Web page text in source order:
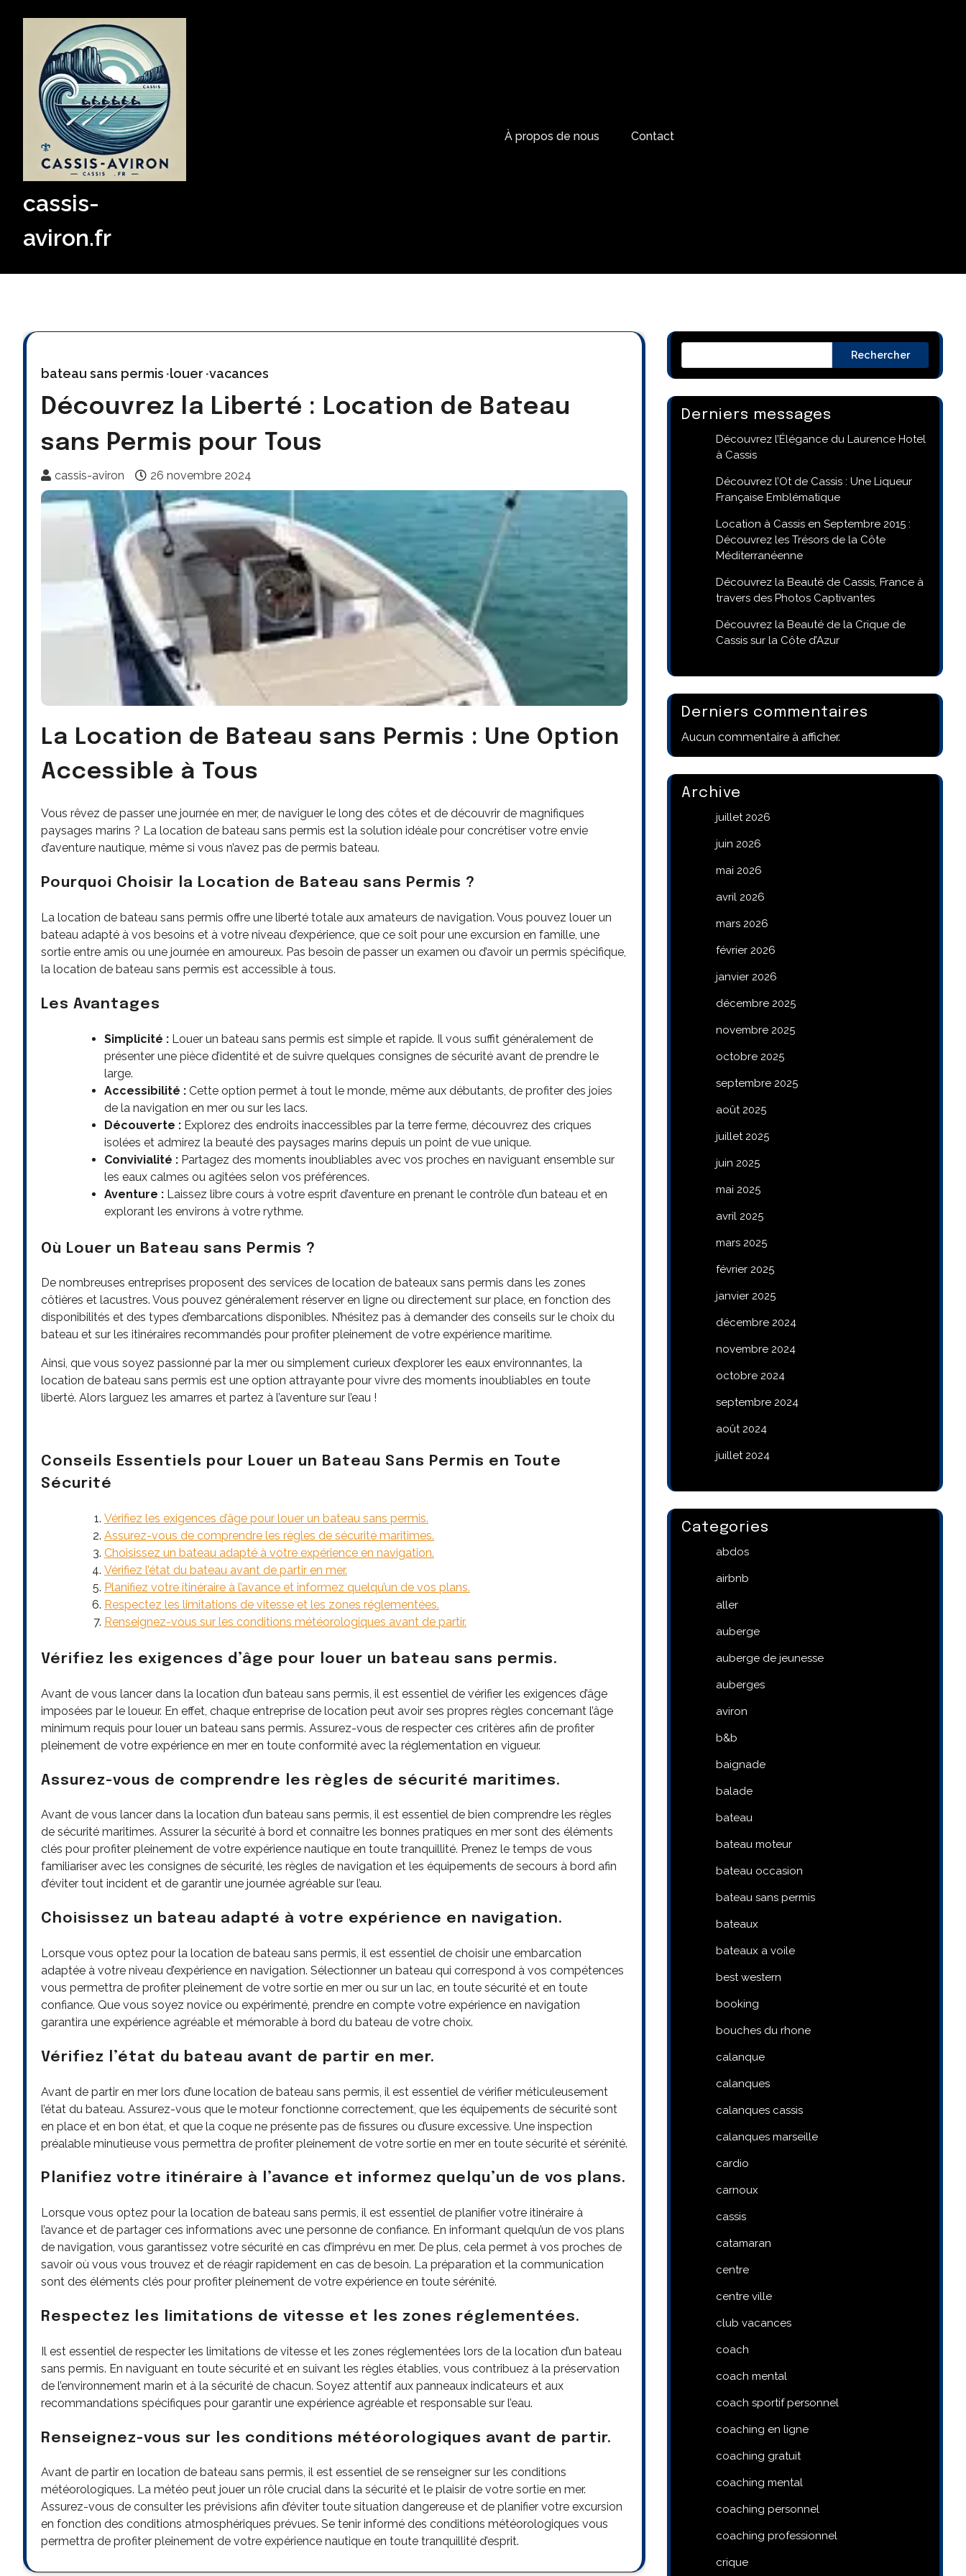
cassis-
aviron.fr
À propos de nous Contact
bateau sans permis louer vacances
Découvrez la Liberté : Location de Bateau
sans Permis pour Tous
cassis-aviron 26 novembre 2024
La Location de Bateau sans Permis : Une Option
Accessible à Tous
Vous rêvez de passer une journée en mer, de naviguer le long des côtes et de découvrir de magnifiques
paysages marins ? La location de bateau sans permis est la solution idéale pour concrétiser votre envie
d’aventure nautique, même si vous n’avez pas de permis bateau.
Pourquoi Choisir la Location de Bateau sans Permis ?
La location de bateau sans permis offre une liberté totale aux amateurs de navigation. Vous pouvez louer un
bateau adapté à vos besoins et à votre niveau d’expérience, que ce soit pour une excursion en famille, une
sortie entre amis ou une journée en amoureux. Pas besoin de passer un examen ou d’avoir un permis spécifique,
la location de bateau sans permis est accessible à tous.
Les Avantages
Simplicité : Louer un bateau sans permis est simple et rapide. Il vous suffit généralement de
présenter une pièce d’identité et de suivre quelques consignes de sécurité avant de prendre le
large.
Accessibilité : Cette option permet à tout le monde, même aux débutants, de profiter des joies
de la navigation en mer ou sur les lacs.
Découverte : Explorez des endroits inaccessibles par la terre ferme, découvrez des criques
isolées et admirez la beauté des paysages marins depuis un point de vue unique.
Convivialité : Partagez des moments inoubliables avec vos proches en naviguant ensemble sur
les eaux calmes ou agitées selon vos préférences.
Aventure : Laissez libre cours à votre esprit d’aventure en prenant le contrôle d’un bateau et en
explorant les environs à votre rythme.
Où Louer un Bateau sans Permis ?
De nombreuses entreprises proposent des services de location de bateaux sans permis dans les zones
côtières et lacustres. Vous pouvez généralement réserver en ligne ou directement sur place, en fonction des
disponibilités et des types d’embarcations disponibles. N’hésitez pas à demander des conseils sur le choix du
bateau et sur les itinéraires recommandés pour profiter pleinement de votre expérience maritime.
Ainsi, que vous soyez passionné par la mer ou simplement curieux d’explorer les eaux environnantes, la
location de bateau sans permis est une option attrayante pour vivre des moments inoubliables en toute
liberté. Alors larguez les amarres et partez à l’aventure sur l’eau !
Conseils Essentiels pour Louer un Bateau Sans Permis en Toute
Sécurité
Vérifiez les exigences d’âge pour louer un bateau sans permis.
Assurez-vous de comprendre les règles de sécurité maritimes.
Choisissez un bateau adapté à votre expérience en navigation.
Vérifiez l’état du bateau avant de partir en mer.
Planifiez votre itinéraire à l’avance et informez quelqu’un de vos plans.
Respectez les limitations de vitesse et les zones réglementées.
Renseignez-vous sur les conditions météorologiques avant de partir.
Vérifiez les exigences d’âge pour louer un bateau sans permis.
Avant de vous lancer dans la location d’un bateau sans permis, il est essentiel de vérifier les exigences d’âge
imposées par le loueur. En effet, chaque entreprise de location peut avoir ses propres règles concernant l’âge
minimum requis pour louer un bateau sans permis. Assurez-vous de respecter ces critères afin de profiter
pleinement de votre expérience en mer en toute conformité avec la réglementation en vigueur.
Assurez-vous de comprendre les règles de sécurité maritimes.
Avant de vous lancer dans la location d’un bateau sans permis, il est essentiel de bien comprendre les règles
de sécurité maritimes. Assurer la sécurité à bord et connaître les bonnes pratiques en mer sont des éléments
clés pour profiter pleinement de votre expérience nautique en toute tranquillité. Prenez le temps de vous
familiariser avec les consignes de sécurité, les règles de navigation et les équipements de secours à bord afin
d’éviter tout incident et de garantir une journée agréable sur l’eau.
Choisissez un bateau adapté à votre expérience en navigation.
Lorsque vous optez pour la location de bateau sans permis, il est essentiel de choisir une embarcation
adaptée à votre niveau d’expérience en navigation. Sélectionner un bateau qui correspond à vos compétences
vous permettra de profiter pleinement de votre sortie en mer ou sur un lac, en toute sécurité et en toute
confiance. Que vous soyez novice ou expérimenté, prendre en compte votre expérience en navigation
garantira une expérience agréable et mémorable à bord du bateau de votre choix.
Vérifiez l’état du bateau avant de partir en mer.
Avant de partir en mer lors d’une location de bateau sans permis, il est essentiel de vérifier méticuleusement
l’état du bateau. Assurez-vous que le moteur fonctionne correctement, que les équipements de sécurité sont
en place et en bon état, et que la coque ne présente pas de fissures ou d’usure excessive. Une inspection
préalable minutieuse vous permettra de profiter pleinement de votre sortie en mer en toute sécurité et sérénité.
Planifiez votre itinéraire à l’avance et informez quelqu’un de vos plans.
Lorsque vous optez pour la location de bateau sans permis, il est essentiel de planifier votre itinéraire à
l’avance et de partager ces informations avec une personne de confiance. En informant quelqu’un de vos plans
de navigation, vous garantissez votre sécurité en cas d’imprévu en mer. De plus, cela permet à vos proches de
savoir où vous vous trouvez et de réagir rapidement en cas de besoin. La préparation et la communication
sont des éléments clés pour profiter pleinement de votre expérience en toute sérénité.
Respectez les limitations de vitesse et les zones réglementées.
Il est essentiel de respecter les limitations de vitesse et les zones réglementées lors de la location d’un bateau
sans permis. En naviguant en toute sécurité et en suivant les règles établies, vous contribuez à la préservation
de l’environnement marin et à la sécurité de chacun. Soyez attentif aux panneaux indicateurs et aux
recommandations spécifiques pour garantir une expérience agréable et responsable sur l’eau.
Renseignez-vous sur les conditions météorologiques avant de partir.
Avant de partir en location de bateau sans permis, il est essentiel de se renseigner sur les conditions
météorologiques. La météo peut jouer un rôle crucial dans la sécurité et le plaisir de votre sortie en mer.
Assurez-vous de consulter les prévisions afin d’éviter toute situation dangereuse et de planifier votre excursion
en fonction des conditions atmosphériques prévues. Se tenir informé des conditions météorologiques vous
permettra de profiter pleinement de votre expérience nautique en toute tranquillité d’esprit.
Rechercher
Derniers messages
Découvrez l’Élégance du Laurence Hotel
à Cassis
Découvrez l’Ot de Cassis : Une Liqueur
Française Emblématique
Location à Cassis en Septembre 2015 :
Découvrez les Trésors de la Côte
Méditerranéenne
Découvrez la Beauté de Cassis, France à
travers des Photos Captivantes
Découvrez la Beauté de la Crique de
Cassis sur la Côte d’Azur
Derniers commentaires
Aucun commentaire à afficher.
Archive
juillet 2026
juin 2026
mai 2026
avril 2026
mars 2026
février 2026
janvier 2026
décembre 2025
novembre 2025
octobre 2025
septembre 2025
août 2025
juillet 2025
juin 2025
mai 2025
avril 2025
mars 2025
février 2025
janvier 2025
décembre 2024
novembre 2024
octobre 2024
septembre 2024
août 2024
juillet 2024
Categories
abdos
airbnb
aller
auberge
auberge de jeunesse
auberges
aviron
b&b
baignade
balade
bateau
bateau moteur
bateau occasion
bateau sans permis
bateaux
bateaux a voile
best western
booking
bouches du rhone
calanque
calanques
calanques cassis
calanques marseille
cardio
carnoux
cassis
catamaran
centre
centre ville
club vacances
coach
coach mental
coach sportif personnel
coaching en ligne
coaching gratuit
coaching mental
coaching personnel
coaching professionnel
crique